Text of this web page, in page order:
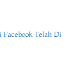
Facebook Telah Di